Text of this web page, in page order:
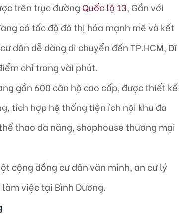
trên trục đường Quốc lộ 13, Gần với
có tốc độ đô thị hóa mạnh mẽ và kết
dân dễ dàng di chuyển đến TP.HCM, Dĩ
chỉ trong vài phút.
gần 600 căn hộ cao cấp, được thiết kế
tích hợp hệ thống tiện ích nội khu đa
thao đa năng, shophouse thương mại
cộng đồng cư dân văn minh, an cư lý
việc tại Bình Dương.